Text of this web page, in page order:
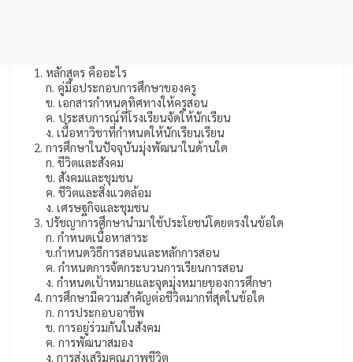
หลักสูตร คืออะไร
ก. คู่มือประกอบการศึกษาของครู
ข. เอกสารกำหนดทิศทางให้ครูสอน
ค. ประสบการณ์ที่โรงเรียนจัดให้นักเรียน
ง. เนื้อหาวิชาที่กำหนดให้นักเรียนเรียน
การศึกษาในปัจจุบันมุ่งพัฒนาในด้านใด
ก. ชีวิตและสังคม
ข. สังคมและชุมชน
ค. ชีวิตและสิ่งแวดล้อม
ง. เศรษฐกิจและชุมชน
ปรัชญาการศึกษานำมาใช้ประโยชน์โดยตรงในข้อใด
ก. กำหนดเนื้อหาสาระ
ข.กำหนดวิธีการสอนและหลักการสอน
ค. กำหนดการจัดกระบวนการเรียนการสอน
ง. กำหนดเป้าหมายและจุดมุ่งหมายของการศึกษา
การศึกษามีความสำคัญต่อชีวิตมากที่สุดในข้อใด
ก. การประกอบอาชีพ
ข. การอยู่ร่วมกันในสังคม
ค. การพัฒนาสมอง
ง. การส่งเสริมคุณภาพชีวิต